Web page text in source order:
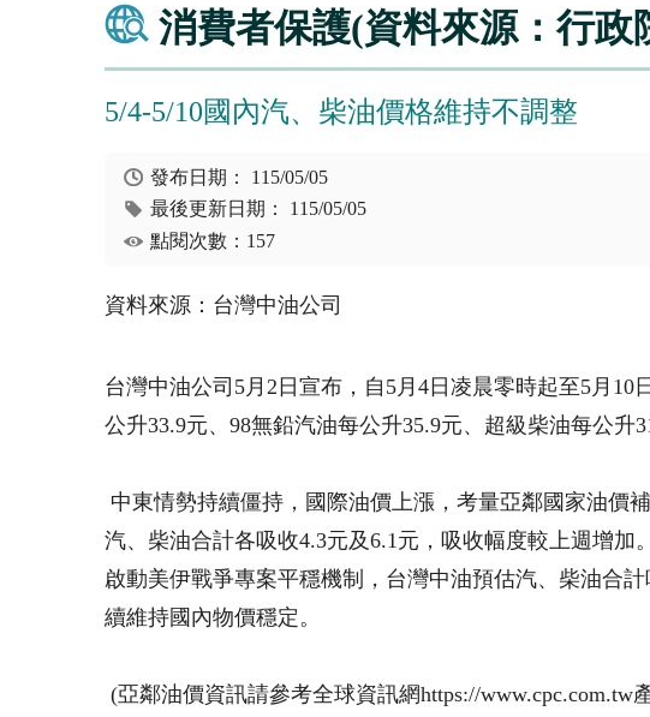
消費者保護(資料來源：行
5/4-5/10國內汽、柴油價格維持不調整
發布日期： 115/05/05
最後更新日期： 115/05/05
點閱次數：157
資料來源：台灣中油公司
台灣中油公司5月2日宣布，自5月4日凌晨零時起至5月
公升33.9元、98無鉛汽油每公升35.9元、超級柴油每公升
中東情勢持續僵持，國際油價上漲，考量亞鄰國家油價
汽、柴油合計各吸收4.3元及6.1元，吸收幅度較上週增
啟動美伊戰爭專案平穩機制，台灣中油預估汽、柴油合
續維持國內物價穩定。
(亞鄰油價資訊請參考全球資訊網https://